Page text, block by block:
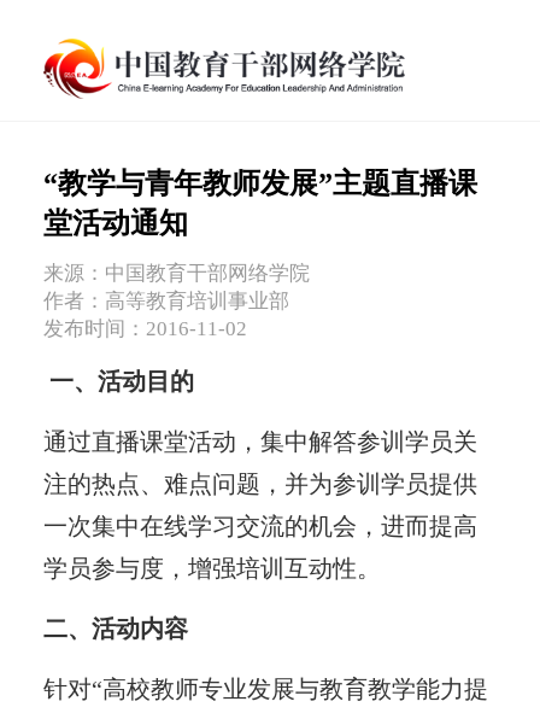
“教学与青年教师发展”主题直播课
堂活动通知
来源：中国教育干部网络学院
作者：高等教育培训事业部
发布时间：2016-11-02
一、活动目的
通过直播课堂活动，集中解答参训学员关
注的热点、难点问题，并为参训学员提供
一次集中在线学习交流的机会，进而提高
学员参与度，增强培训互动性。
二、活动内容
针对“高校教师专业发展与教育教学能力提